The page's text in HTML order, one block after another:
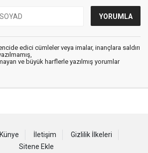
edici cümleler veya imalar, inançlara saldırı
ve büyük harflerle yazılmış yorumlar
Künye İletişim
Gizlilik İlkeleri
Sitene Ekle